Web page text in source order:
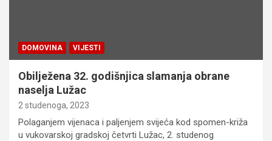
DOMOVINA VIJESTI
Obilježena 32. godišnjica slamanja obrane
naselja Lužac
2 studenoga, 2023
Polaganjem vijenaca i paljenjem svijeća kod spomen-križa
u vukovarskoj gradskoj četvrti Lužac, 2. studenog